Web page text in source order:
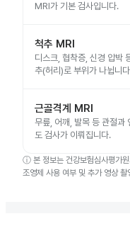
MRI가 기본 검사입니다.
척추 MRI
디스크, 협착증, 신경 압박
추(허리)로 부위가 나뉩니
근골격계 MRI
무릎, 어깨, 발목 등 관절과
도 검사가 이뤄집니다.
ⓘ 본 정보는 건강보험심사평가
조영제 사용 여부 및 추가 영상